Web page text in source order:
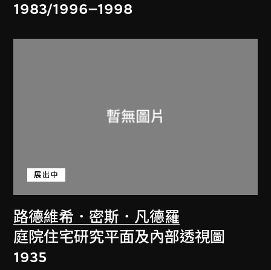
1983/1996–1998
路德維希．密斯．凡德羅
展出中
庭院住宅研究平面及內部透視圖
1935